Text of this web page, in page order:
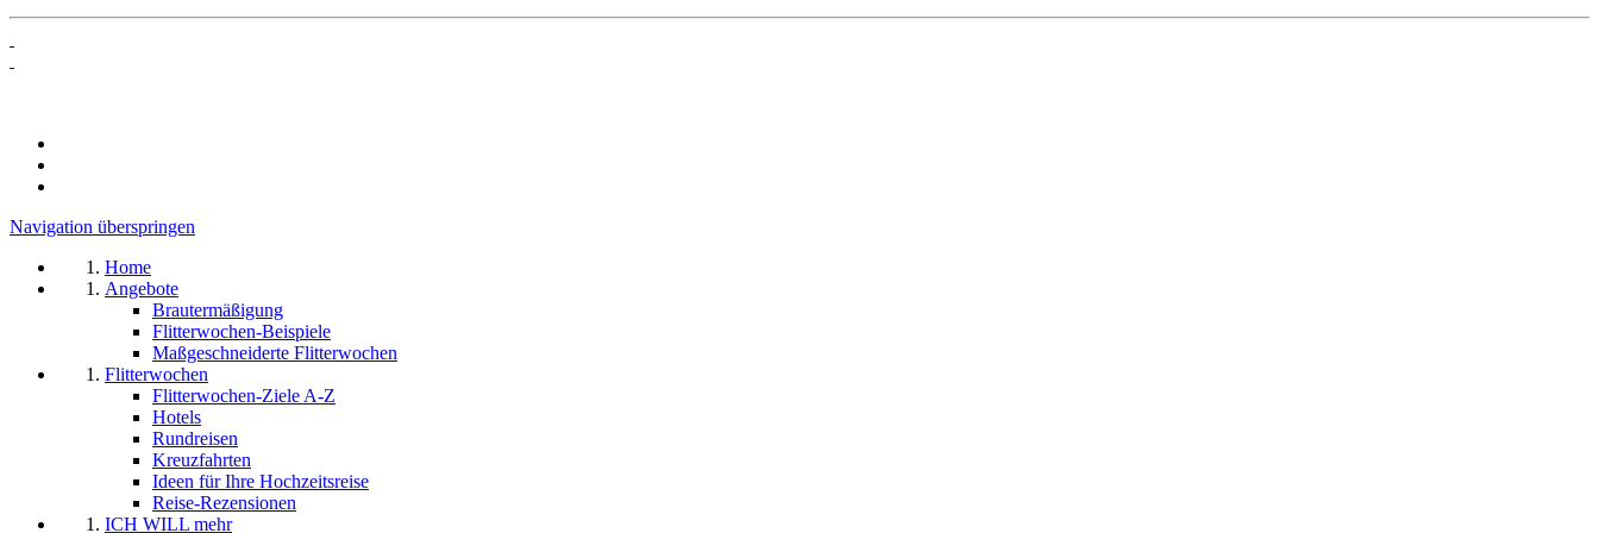
Navigation überspringen
Home
Angebote
Brautermäßigung
Flitterwochen-Beispiele
Maßgeschneiderte Flitterwochen
Flitterwochen
Flitterwochen-Ziele A-Z
Hotels
Rundreisen
Kreuzfahrten
Ideen für Ihre Hochzeitsreise
Reise-Rezensionen
ICH WILL mehr